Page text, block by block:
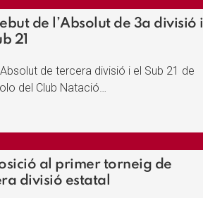
de l’Absolut de 3a divisió i
21
Absolut de tercera divisió i el Sub 21 de
del Club Natació…
al primer torneig de
divisió estatal